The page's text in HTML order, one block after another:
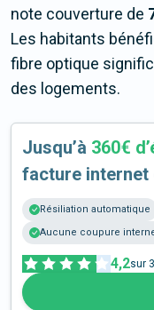
note couverture de
Les habitants
fibre optique
des logements.
Jusqu’à 360€
facture internet
Résiliation automatique
Aucune coupure
4,2sur